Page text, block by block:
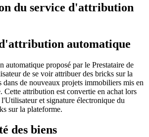
du service d'attribution
automatique
automatique proposé par le Prestataire de
de se voir attribuer des bricks sur la
dans de nouveaux projets immobiliers mis en
Cette attribution est convertie en achat lors
et signature électronique du
sur la plateforme.
des biens